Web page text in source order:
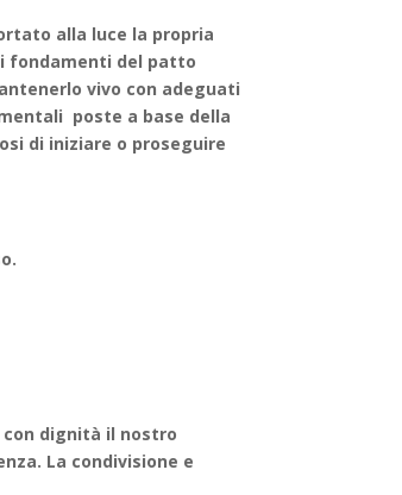
alla luce la propria
fondamenti del patto
vivo con adeguati
poste a base della
di iniziare o proseguire
con dignità il nostro
La condivisione e